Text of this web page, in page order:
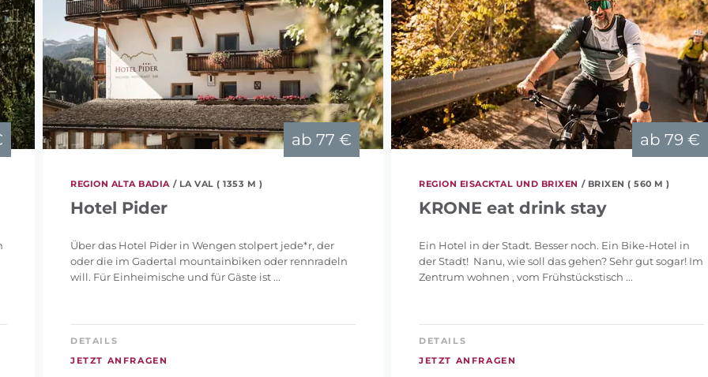
ab 77 €
REGION ALTA BADIA / LA VAL ( 1353 M )
Hotel Pider
Über das Hotel Pider in Wengen stolpert jede*r, der
oder die im Gadertal mountainbiken oder rennradeln
will. Für Einheimische und für Gäste ist ...
DETAILS
JETZT ANFRAGEN
ab 79 €
REGION EISACKTAL UND BRIXEN / BRIXEN ( 560 M )
KRONE eat drink stay
Ein Hotel in der Stadt. Besser noch. Ein Bike-Hotel in
der Stadt! Nanu, wie soll das gehen? Sehr gut sogar! Im
Zentrum wohnen , vom Frühstückstisch ...
DETAILS
JETZT ANFRAGEN